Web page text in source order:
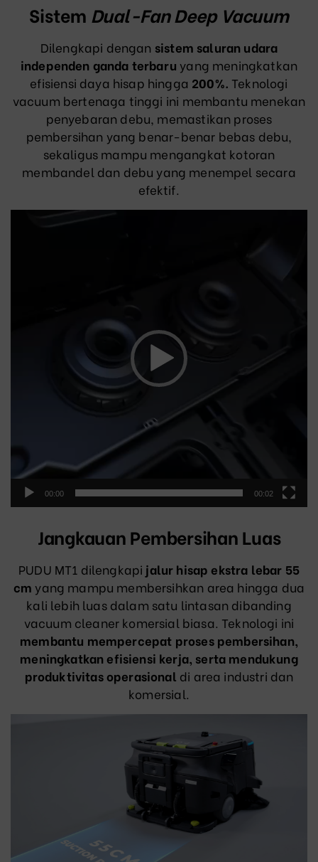
Sistem Dual-Fan Deep Vacuum
Dilengkapi dengan sistem saluran udara
independen ganda terbaru yang meningkatkan
efisiensi daya hisap hingga 200%. Teknologi
vacuum bertenaga tinggi ini membantu menekan
penyebaran debu, memastikan proses
pembersihan yang benar-benar bebas debu,
sekaligus mampu mengangkat kotoran
membandel dan debu yang menempel secara
efektif.
00:00 00:02
Jangkauan Pembersihan Luas
PUDU MT1 dilengkapi jalur hisap ekstra lebar 55
cm yang mampu membersihkan area hingga dua
kali lebih luas dalam satu lintasan dibanding
vacuum cleaner komersial biasa. Teknologi ini
membantu mempercepat proses pembersihan,
meningkatkan efisiensi kerja, serta mendukung
produktivitas operasional di area industri dan
komersial.